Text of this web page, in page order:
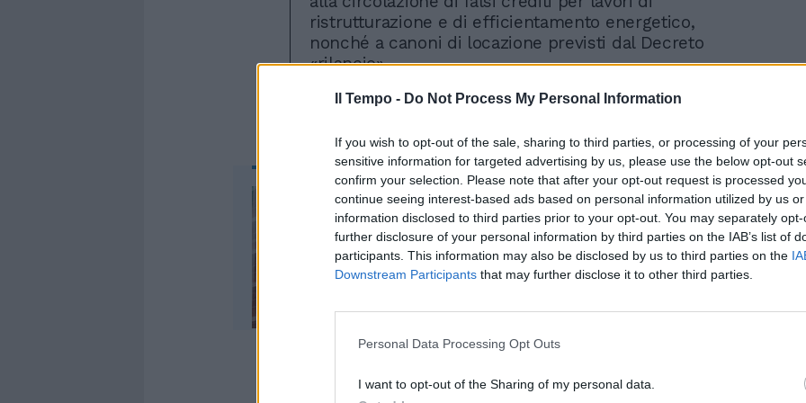
Il Tempo - Do Not Process My Personal Information
If you wish to opt-out of the sale, sharing to third parties, or processing of your
sensitive information for targeted advertising by us, please use the below opt-out
confirm your selection. Please note that after your opt-out request is processed
continue seeing interest-based ads based on personal information utilized by us
information disclosed to third parties prior to your opt-out. You may separately
further disclosure of your personal information by third parties on the IAB’s list of
participants. This information may also be disclosed by us to third parties on the
Downstream Participants that may further disclose it to other third parties.
Personal Data Processing Opt Outs
I want to opt-out of the Sharing of my personal data.
ristrutturazione e di efficientamento energetico,
nonché a canoni di locazione previsti dal Decreto
«rilancio».
Il conto choc del
Superbonus grillino: oltre
92 miliardi a carico
nostro
Per tornare all’operazione di ieri e ad alcuni particolari